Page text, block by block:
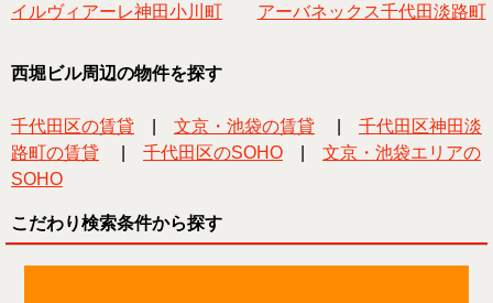
イルヴィアーレ神田小川町 アーバネックス千代田淡路町
西堀ビル周辺の物件を探す
千代田区の賃貸 文京・池袋の賃貸
千代田区神田淡
路町の賃貸
千代田区のSOHO
文京・池袋エリアの
SOHO
こだわり検索条件から探す